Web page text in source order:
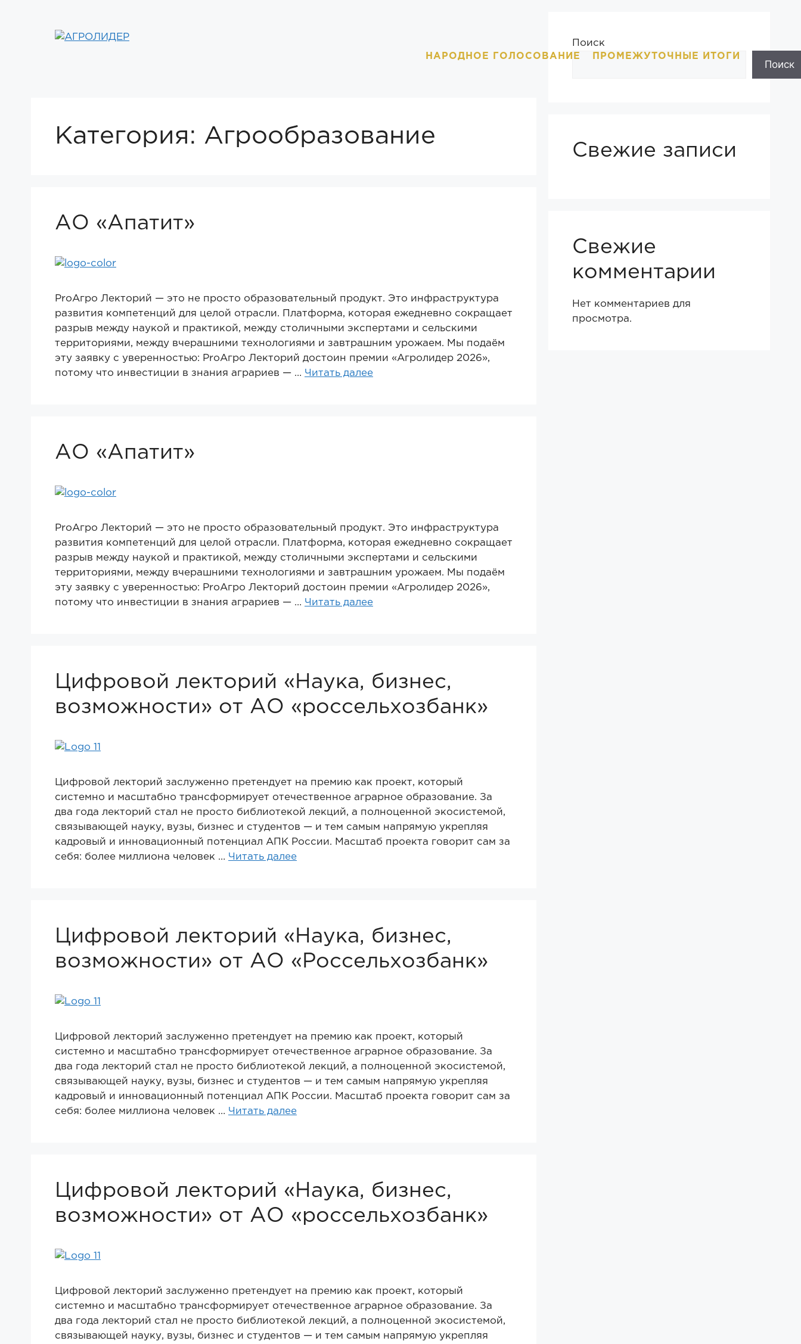
содержимому
НАРОДНОЕ ГОЛОСОВАНИЕ ПРОМЕЖУТОЧНЫЕ ИТОГИ
Категория: Агрообразование
АО «Апатит»
ProАгро Лекторий — это не просто образовательный продукт. Это инфраструктура
развития компетенций для целой отрасли. Платформа, которая ежедневно сокращает
разрыв между наукой и практикой, между столичными экспертами и сельскими
территориями, между вчерашними технологиями и завтрашним урожаем. Мы подаём
эту заявку с уверенностью: ProАгро Лекторий достоин премии «Агролидер 2026»,
потому что инвестиции в знания аграриев — … Читать далее
АО «Апатит»
ProАгро Лекторий — это не просто образовательный продукт. Это инфраструктура
развития компетенций для целой отрасли. Платформа, которая ежедневно сокращает
разрыв между наукой и практикой, между столичными экспертами и сельскими
территориями, между вчерашними технологиями и завтрашним урожаем. Мы подаём
эту заявку с уверенностью: ProАгро Лекторий достоин премии «Агролидер 2026»,
потому что инвестиции в знания аграриев — … Читать далее
Цифровой лекторий «Наука, бизнес,
возможности» от АО «россельхозбанк»
Цифровой лекторий заслуженно претендует на премию как проект, который
системно и масштабно трансформирует отечественное аграрное образование. За
два года лекторий стал не просто библиотекой лекций, а полноценной экосистемой,
связывающей науку, вузы, бизнес и студентов — и тем самым напрямую укрепляя
кадровый и инновационный потенциал АПК России. Масштаб проекта говорит сам за
себя: более миллиона человек … Читать далее
Цифровой лекторий «Наука, бизнес,
возможности» от АО «Россельхозбанк»
Цифровой лекторий заслуженно претендует на премию как проект, который
системно и масштабно трансформирует отечественное аграрное образование. За
два года лекторий стал не просто библиотекой лекций, а полноценной экосистемой,
связывающей науку, вузы, бизнес и студентов — и тем самым напрямую укрепляя
кадровый и инновационный потенциал АПК России. Масштаб проекта говорит сам за
себя: более миллиона человек … Читать далее
Цифровой лекторий «Наука, бизнес,
возможности» от АО «россельхозбанк»
Цифровой лекторий заслуженно претендует на премию как проект, который
системно и масштабно трансформирует отечественное аграрное образование. За
два года лекторий стал не просто библиотекой лекций, а полноценной экосистемой,
связывающей науку, вузы, бизнес и студентов — и тем самым напрямую укрепляя
Поиск
Поиск
Свежие записи
Свежие
комментарии
Нет комментариев для
просмотра.